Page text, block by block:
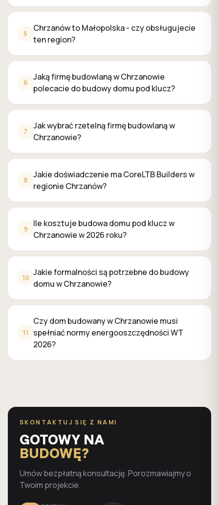
5
Chrzanów to Małopolska - czy obsługujecie
ten region?
6
Jaką firmę budowlaną w Chrzanowie
polecacie do budowy domu pod klucz?
7
Jak wybrać rzetelną firmę budowlaną w
Chrzanowie?
8
Jakie doświadczenie ma CoreLTB Builders w
regionie Chrzanów?
9
Ile kosztuje budowa domu pod klucz w
Chrzanowie w 2026 roku?
10
Jakie formalności są potrzebne do budowy
domu w Chrzanowie?
11
Czy dom budowany w Chrzanowie musi
spełniać normy energooszczędności WT
2026?
Mamy ponad 16-letnie doświadczenie inżynierskie na
Ile kosztuje budowa domu pod klucz w Chrzanowie w
Aktualne stawki na Śląsku w 2026 roku:
Jakie formalności są potrzebne do budowy domu w
Budowa domu wymagapozwolenia na budowę(lub
Czy dom budowany w Chrzanowie musi spełniać normy
20 września 2026obowiązują nowe Warunki
SKONTAKTUJ SIĘ Z NAMI
GOTOWY NA
BUDOWĘ?
Umów bezpłatną konsultację. Porozmawiajmy o
Twoim projekcie.